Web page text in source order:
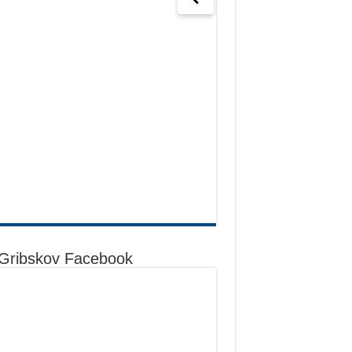
Facebook